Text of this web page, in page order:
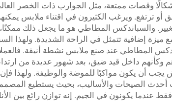
وقصات ممتعة، مثل الجوارب ذات الخصر
أو ترتفع. ويرغب الكثيرون في اقتناء ملابس
والسباندكس المطاطي هو ما يجعل ذلك
ميزة إضافية تتمثل في الراحة الشديدة. ولهذا
المطاطي عند صنع ملابس نشطة أنيقة.
يجب أن يكون مواكبًا للموضة والوظيفة.
أحدث الصيحات والأساليب، بحيث يستطيع
عندما يكونون في الجيم. إنه توازن رائع بين